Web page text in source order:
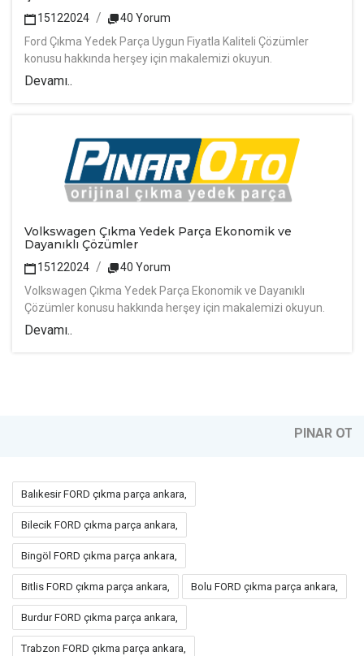
konusu hakkında herşey için makalemizi okuyun.
Devamı..
Volkswagen Çıkma Yedek Parça Ekonomik ve
15122024
40 Yorum
Çözümler konusu hakkında herşey için makalemizi okuyun.
Devamı..
Bilecik FORD çıkma parça ankara,
Bingöl FORD çıkma parça ankara,
Bitlis FORD çıkma parça ankara,
Burdur FORD çıkma parça ankara,
Trabzon FORD çıkma parça ankara,
Tunceli FORD çıkma parça ankara,